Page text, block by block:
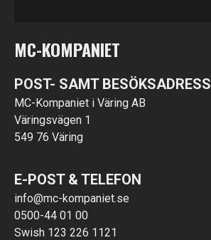
MC-KOMPANIET
POST- SAMT BESÖKSADRESS
MC-Kompaniet i Väring AB
Väringsvägen 1
549 76 Väring
E-POST & TELEFON
info@mc-kompaniet.se
0500-44 01 00
Swish 123 226 1121